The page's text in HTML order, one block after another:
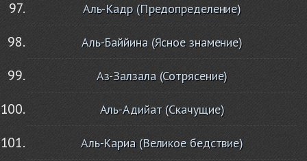
Аль-Кадр (Предопределение)
Аль-Баййина (Ясное знамение)
Аз-Залзала (Сотрясение)
Аль-Адийат (Скачущие)
Аль-Кариа (Великое бедствие)